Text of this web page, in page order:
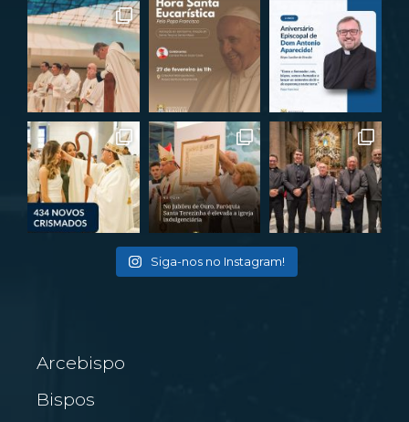
Siga-nos no Instagram!
Arcebispo
Bispos